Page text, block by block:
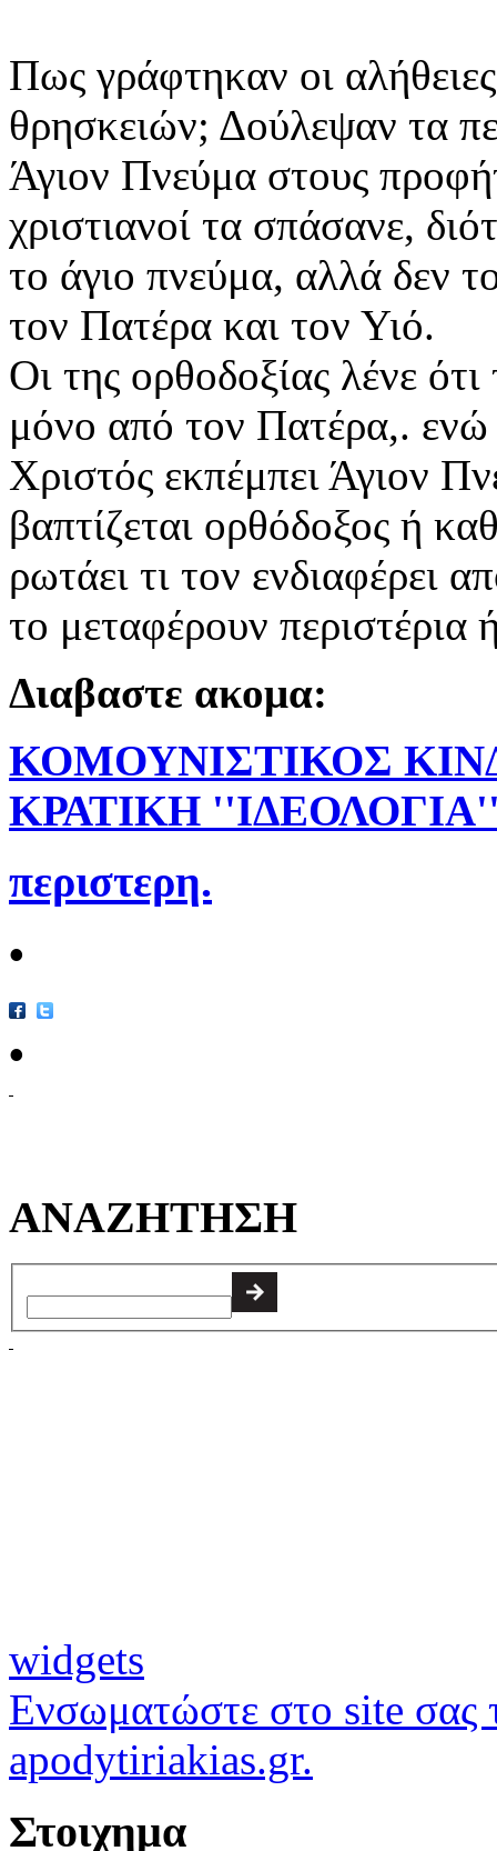
Πως γράφτηκαν οι
θρησκειών; Δούλεψαν τα
Άγιον Πνεύμα στους
χριστιανοί τα σπάσανε,
το άγιο πνεύμα, αλλά δεν
τον Πατέρα και τον Υιό.
Οι της ορθοδοξίας λένε
μόνο από τον Πατέρα,. ενώ
Χριστός εκπέμπει Άγιον
βαπτίζεται ορθόδοξος ή
ρωτάει τι τον ενδιαφέρει
το μεταφέρουν περιστέρια
Διαβαστε ακομα:
ΚΟΜΟΥΝΙΣΤΙΚΟΣ
ΚΡΑΤΙΚΗ
περιστερη.
•
•
ΑΝΑΖΗΤΗΣΗ
widgets
Ενσωματώστε στο site σας
apodytiriakias.gr.
Στοιχημα